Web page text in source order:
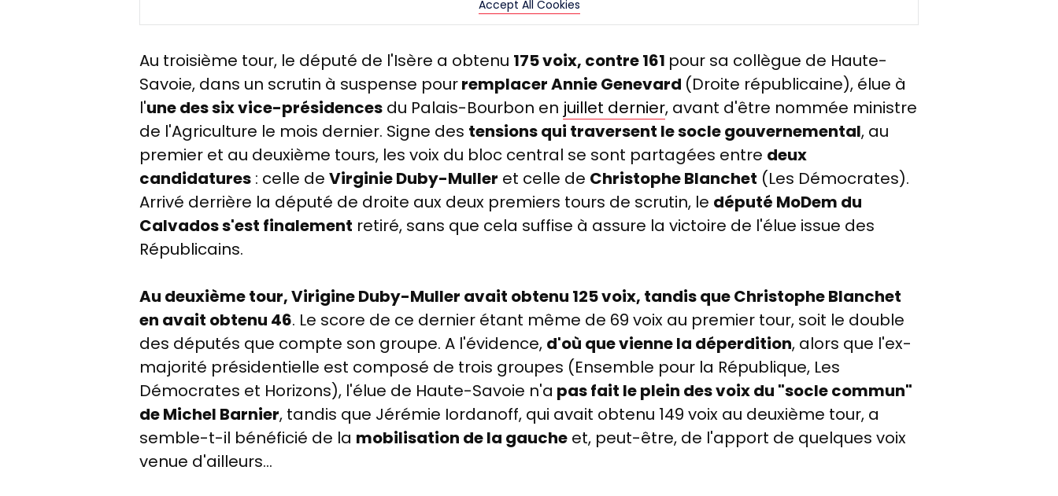
Accept All Cookies
Au troisième tour, le député de l'Isère a obtenu 175 voix, contre 161 pour sa collègue de Haute-
Savoie, dans un scrutin à suspense pourremplacer Annie Genevard (Droite républicaine), élue à
l'une des six vice-présidences du Palais-Bourbon en juillet dernier, avant d'être nommée ministre
de l'Agriculture le mois dernier. Signe des tensions qui traversent le socle gouvernemental, au
premier et au deuxième tours, les voix du bloc central se sont partagées entre deux
candidatures : celle de Virginie Duby-Muller et celle de Christophe Blanchet (Les Démocrates).
Arrivé derrière la député de droite aux deux premiers tours de scrutin, le député MoDem du
Calvados s'est finalement retiré, sans que cela suffise à assure la victoire de l'élue issue des
Républicains.
Au deuxième tour, Virigine Duby-Muller avait obtenu 125 voix, tandis que Christophe Blanchet
en avait obtenu 46. Le score de ce dernier étant même de 69 voix au premier tour, soit le double
des députés que compte son groupe. A l'évidence, d'où que vienne la déperdition, alors que l'ex-
majorité présidentielle est composé de trois groupes (Ensemble pour la République, Les
Démocrates et Horizons), l'élue de Haute-Savoie n'a pas fait le plein des voix du "socle commun"
de Michel Barnier, tandis que Jérémie Iordanoff, qui avait obtenu 149 voix au deuxième tour, a
semble-t-il bénéficié de la mobilisation de la gauche et, peut-être, de l'apport de quelques voix
venue d'ailleurs...